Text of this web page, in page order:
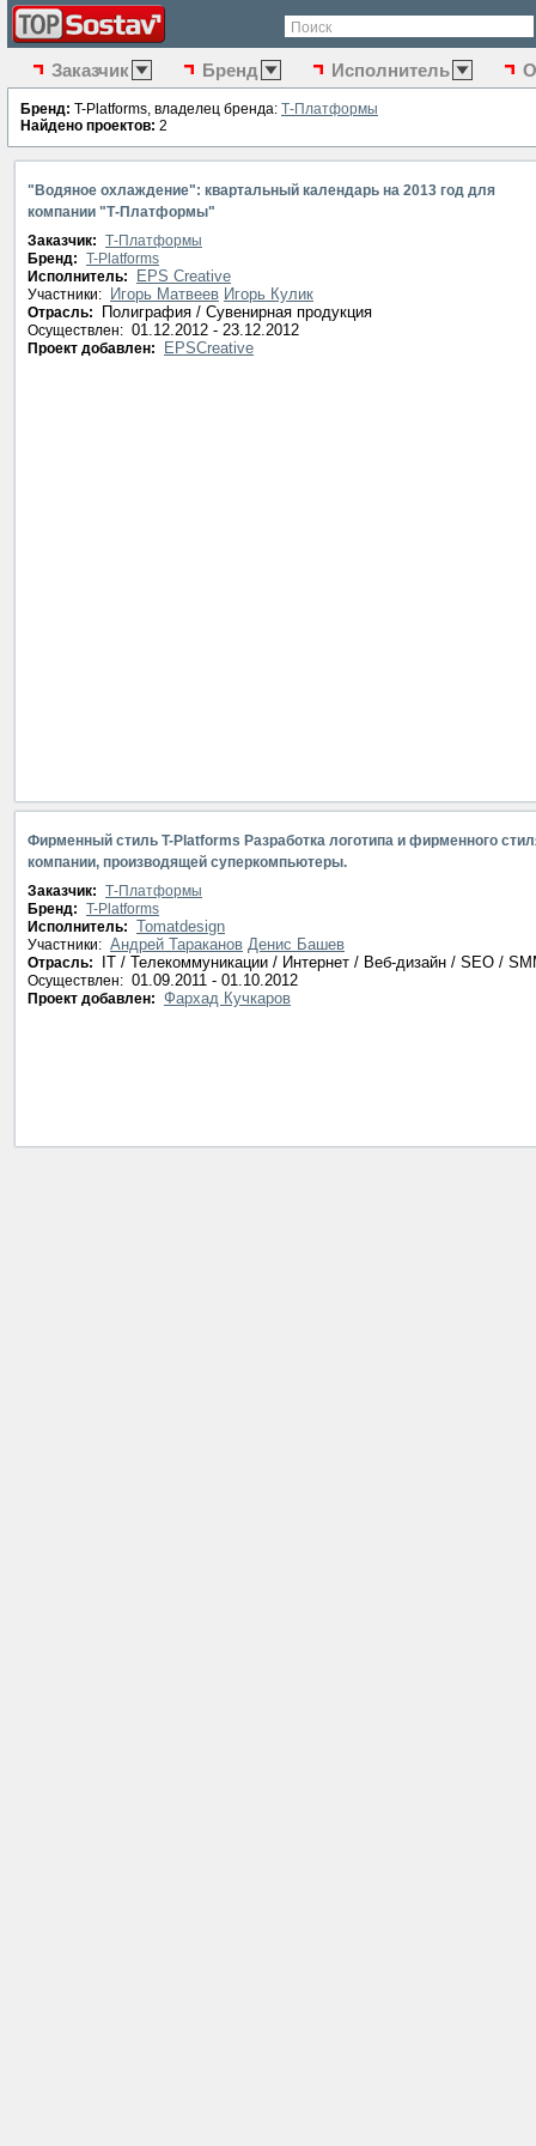
Поиск
Заказчик Бренд Исполнитель
Бренд: T-Platforms, владелец бренда: Т-Платформы
Найдено проектов: 2
"Водяное охлаждение": квартальный календарь на 2013 год для
компании "Т-Платформы"
Заказчик: Т-Платформы
Бренд: T-Platforms
Исполнитель:
EPS Creative
Участники: Игорь Матвеев Игорь Кулик
Отрасль: Полиграфия / Сувенирная продукция
Осуществлен: 01.12.2012 - 23.12.2012
Проект добавлен: EPSCreative
Фирменный стиль T-Platforms Разработка логотипа и фирменного
компании, производящей суперкомпьютеры.
Заказчик: Т-Платформы
Бренд: T-Platforms
Исполнитель: Tomatdesign
Участники: Андрей Тараканов Денис Башев
Отрасль: IT / Телекоммуникации / Интернет / Веб-дизайн / SEO /
Осуществлен: 01.09.2011 - 01.10.2012
Проект добавлен: Фархад Кучкаров